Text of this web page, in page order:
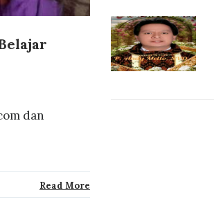
dan
Read More